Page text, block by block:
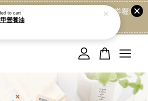
加LINE:@dede168 領取專屬折扣券喔!
物車目前還是空的。